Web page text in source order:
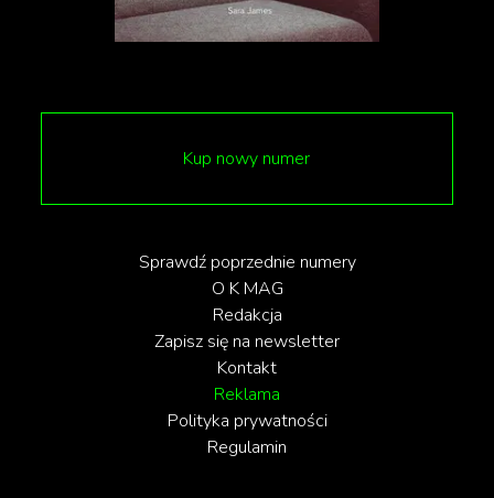
względu na wykonanie i bardzo ciepłe (z
syntetycznym futerkiem w środku, zamsz na
weekendowe wypady. Fason również dostępny w
brązie, ciemnej oliwce, beżu i czerni.
Kup nowy numer
Sprawdź poprzednie numery
O K MAG
Redakcja
Zapisz się na newsletter
Kontakt
Reklama
Polityka prywatności
Regulamin